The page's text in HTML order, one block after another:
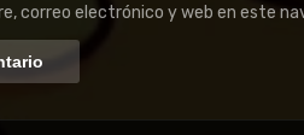
correo electrónico y web en este